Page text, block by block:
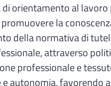
orientamento al
la
della normativa di
attraverso
professionale e
autonomia, favorendo